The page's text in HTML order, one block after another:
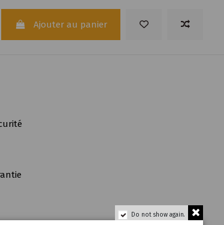
Ajouter au panier
Do not show again.